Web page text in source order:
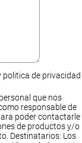
politica de privacidad
que nos
responsable de
poder contactarle
de productos y/o
Destinatarios: Los